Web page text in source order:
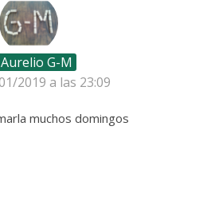
Aurelio G-M
2019 a las 23:09
muchos domingos